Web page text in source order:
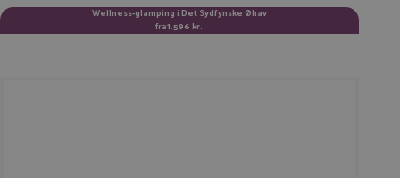
Wellness-glamping i Det Sydfynske Øhav
fra1.596 kr.